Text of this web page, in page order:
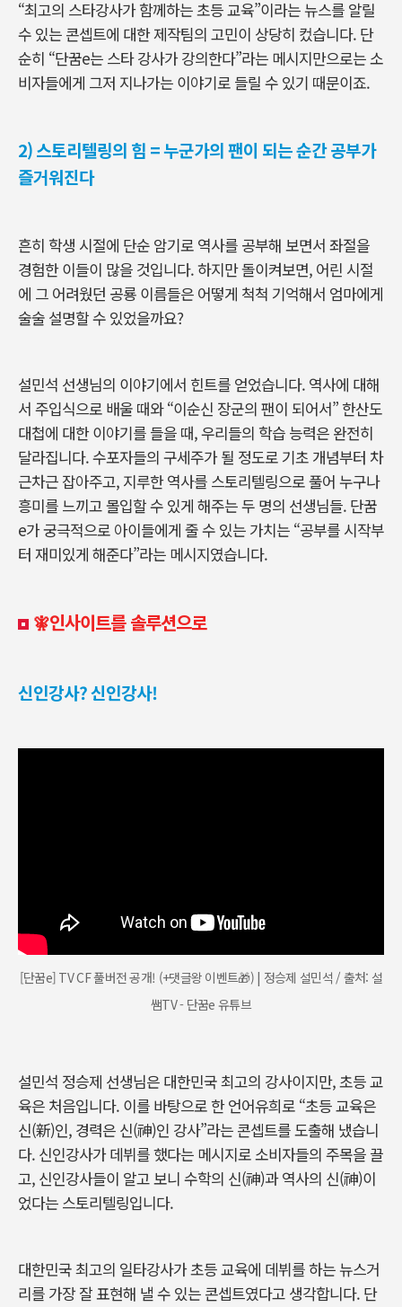
“최고의 스타강사가 함께하는 초등 교육”이라는 뉴스를 알릴
수 있는 콘셉트에 대한 제작팀의 고민이 상당히 컸습니다. 단
순히 “단꿈e는 스타 강사가 강의한다”라는 메시지만으로는 소
비자들에게 그저 지나가는 이야기로 들릴 수 있기 때문이죠.
2) 스토리텔링의 힘 = 누군가의 팬이 되는 순간 공부가
즐거워진다
흔히 학생 시절에 단순 암기로 역사를 공부해 보면서 좌절을
경험한 이들이 많을 것입니다.하지만 돌이켜보면, 어린 시절
에 그 어려웠던 공룡 이름들은 어떻게 척척 기억해서 엄마에게
술술 설명할 수 있었을까요?
설민석 선생님의 이야기에서 힌트를 얻었습니다. 역사에 대해
서 주입식으로 배울 때와“이순신 장군의 팬이 되어서” 한산도
대첩에 대한 이야기를 들을 때,우리들의 학습 능력은 완전히
달라집니다.수포자들의 구세주가 될 정도로 기초 개념부터 차
근차근 잡아주고, 지루한 역사를 스토리텔링으로 풀어 누구나
흥미를 느끼고 몰입할 수 있게 해주는 두 명의 선생님들. 단꿈
e가궁극적으로 아이들에게 줄 수 있는 가치는 “공부를 시작부
터 재미있게 해준다”라는 메시지였습니다.
🧚‍인사이트를 솔루션으로
신인강사? 신인강사!
[단꿈e] TV CF 풀버전 공개! (+댓글왕 이벤트🎁) | 정승제 설민석 / 출처: 설
쌤TV - 단꿈e 유튜브
설민석 정승제 선생님은 대한민국 최고의 강사이지만,초등 교
육은 처음입니다. 이를 바탕으로 한 언어유희로 “초등 교육은
신(新)인, 경력은 신(神)인 강사”라는 콘셉트를 도출해 냈습니
다. 신인강사가 데뷔를 했다는 메시지로 소비자들의 주목을 끌
고, 신인강사들이 알고 보니 수학의 신(神)과 역사의 신(神)이
었다는 스토리텔링입니다.
대한민국 최고의 일타강사가 초등 교육에 데뷔를 하는 뉴스거
리를 가장 잘 표현해 낼 수 있는 콘셉트였다고 생각합니다. 단